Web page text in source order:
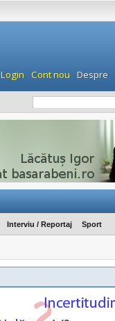
Login Cont nou Despre
Interviu / Reportaj Sport